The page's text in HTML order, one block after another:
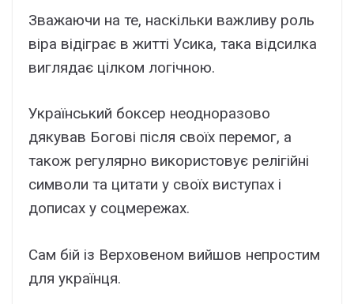
Зважаючи на те, наскільки важливу роль
віра відіграє в житті Усика, така відсилка
виглядає цілком логічною.
Український боксер неодноразово
дякував Богові після своїх перемог, а
також регулярно використовує релігійні
символи та цитати у своїх виступах і
дописах у соцмережах.
Сам бій із Верховеном вийшов непростим
для українця.